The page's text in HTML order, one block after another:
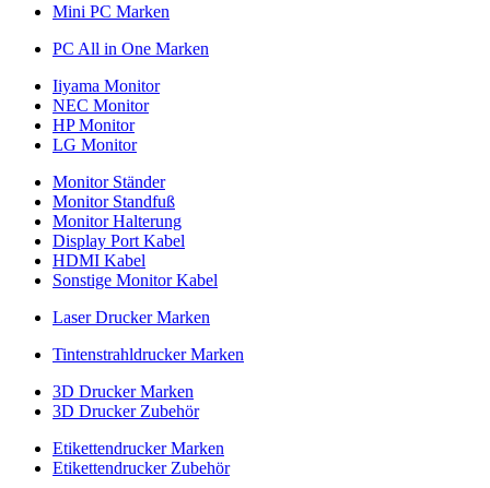
Mini PC Marken
PC All in One Marken
Iiyama Monitor
NEC Monitor
HP Monitor
LG Monitor
Monitor Ständer
Monitor Standfuß
Monitor Halterung
Display Port Kabel
HDMI Kabel
Sonstige Monitor Kabel
Laser Drucker Marken
Tintenstrahldrucker Marken
3D Drucker Marken
3D Drucker Zubehör
Etikettendrucker Marken
Etikettendrucker Zubehör